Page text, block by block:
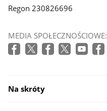
Regon 230826696
MEDIA SPOŁECZNOŚCIOWE:
Na skróty